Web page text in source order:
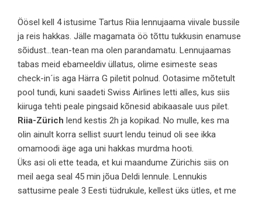
Öösel kell 4 istusime Tartus Riia lennujaama viivale bussile
ja reis hakkas. Jälle magamata öö tõttu tukkusin enamuse
sõidust…tean-tean ma olen parandamatu. Lennujaamas
tabas meid ebameeldiv üllatus, olime esimeste seas
check-in´is aga Härra G piletit polnud. Ootasime mõtetult
pool tundi, kuni saadeti Swiss Airlines letti alles, kus siis
kiiruga tehti peale pingsaid kõnesid abikaasale uus pilet.
Riia-Zürich lend kestis 2h ja kopikad. No mulle, kes ma
olin ainult korra sellist suurt lendu teinud oli see ikka
omamoodi äge aga uni hakkas murdma hooti.
Üks asi oli ette teada, et kui maandume Zürichis siis on
meil aega seal 45 min jõua Deldi lennule. Lennukis
sattusime peale 3 Eesti tüdrukule, kellest üks ütles, et me